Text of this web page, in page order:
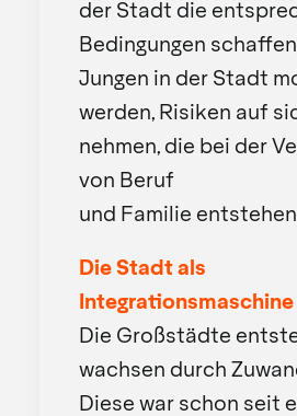
der Stadt die
Bedingungen
Jungen in der Stadt
werden, Risiken auf
nehmen, die bei der
von Beruf
und Familie
Die Stadt als
Integrationsmaschine
Die Großstädte
wachsen durch
Diese war schon seit